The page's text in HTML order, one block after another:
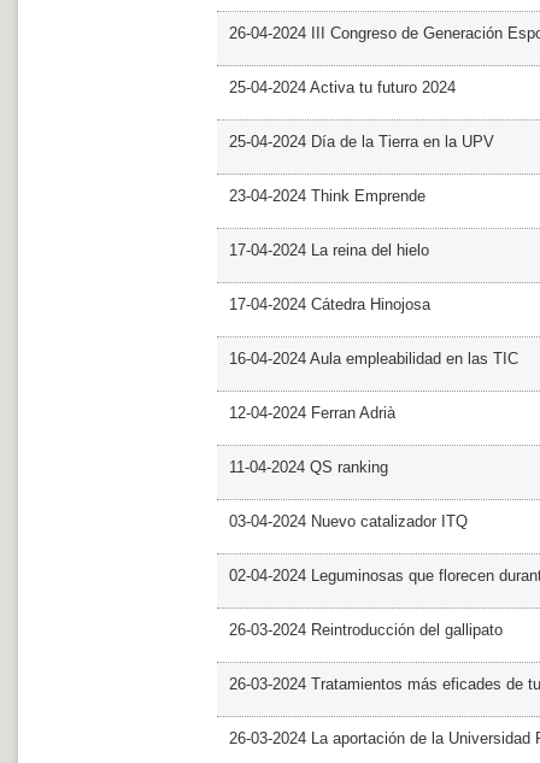
26-04-2024 III Congreso de Generación
25-04-2024 Activa tu futuro 2024
25-04-2024 Día de la Tierra en la UPV
23-04-2024 Think Emprende
17-04-2024 La reina del hielo
17-04-2024 Cátedra Hinojosa
16-04-2024 Aula empleabilidad en las TIC
12-04-2024 Ferran Adrià
11-04-2024 QS ranking
03-04-2024 Nuevo catalizador ITQ
02-04-2024 Leguminosas que florecen
26-03-2024 Reintroducción del gallipato
26-03-2024 Tratamientos más eficades de
26-03-2024 La aportación de la Universidad